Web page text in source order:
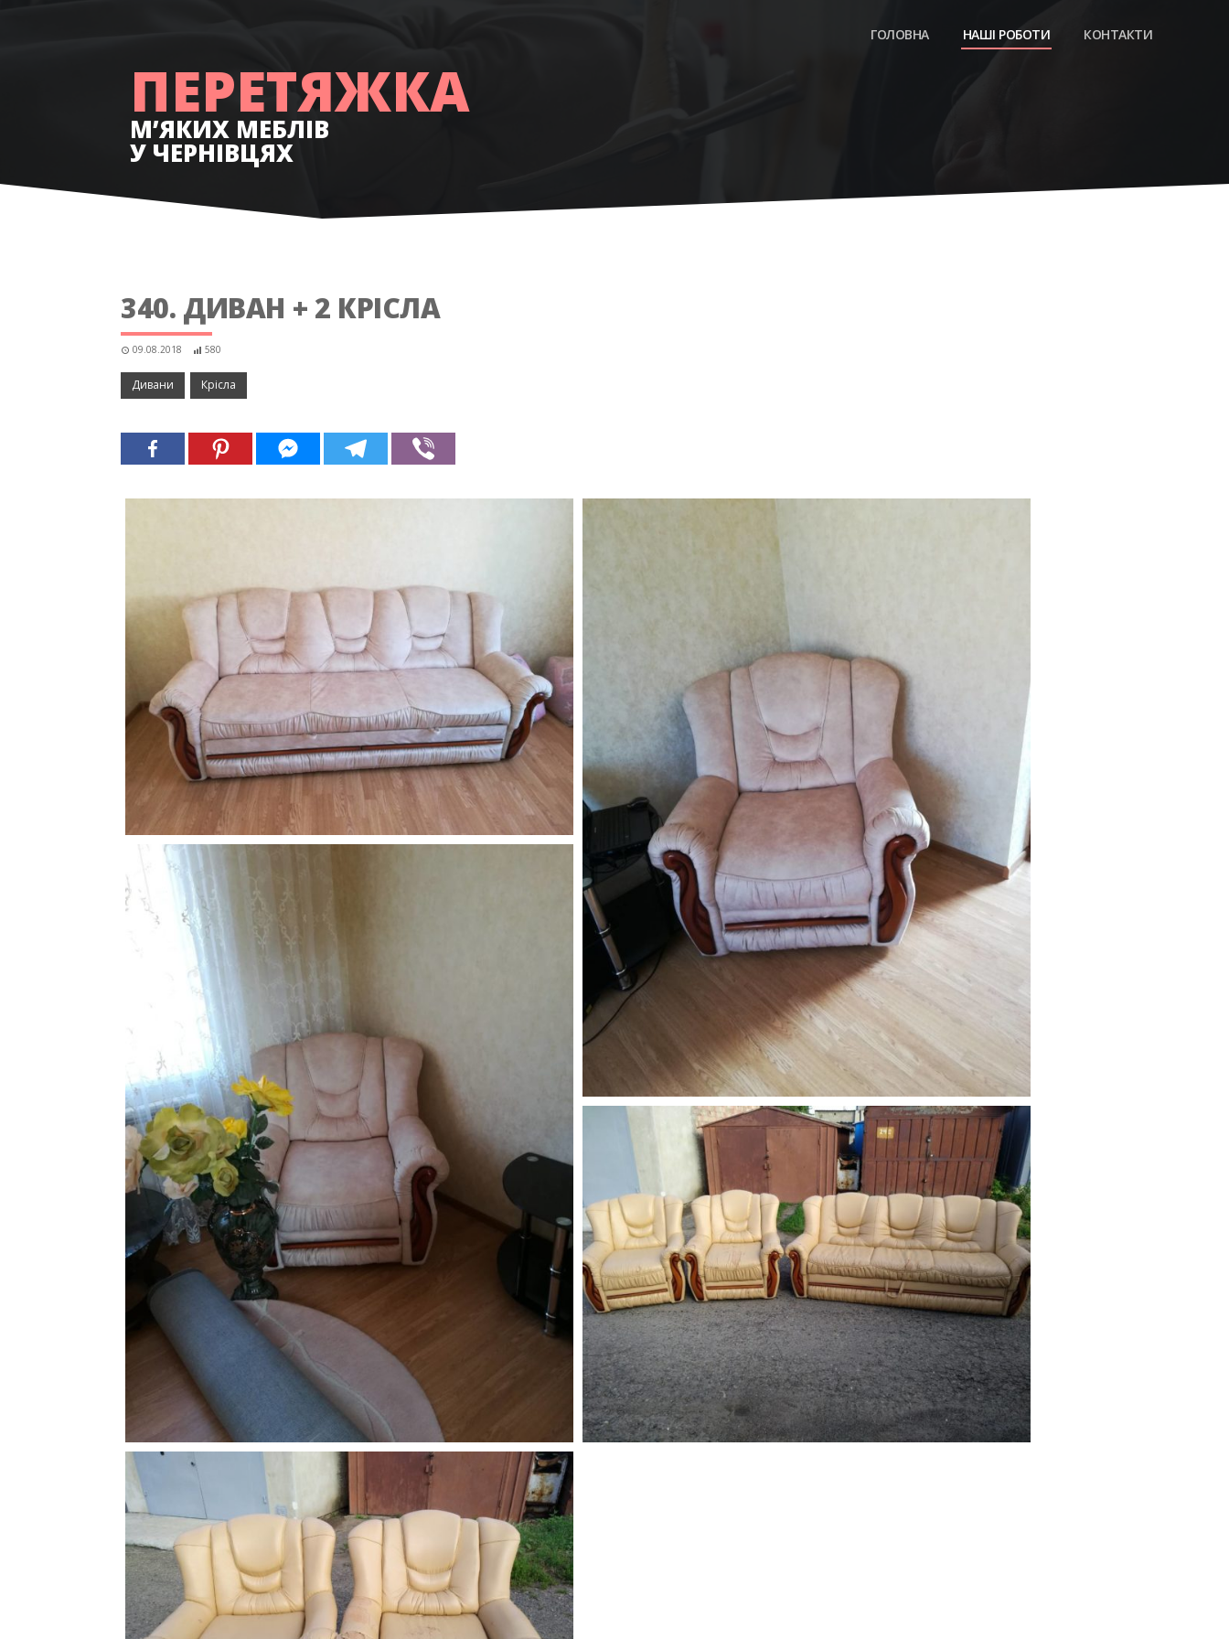
РЕСТАВРАЦІЯ
М’ЯКИХ МЕБЛІВ
У ЧЕРНІВЦЯХ
ГОЛОВНА НАШІ РОБОТИ КОНТАКТИ
340. ДИВАН + 2 КРІСЛА
09.08.2018 580
Дивани Крісла